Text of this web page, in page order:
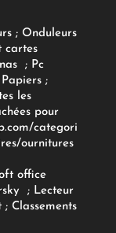
; Onduleurs
cartes
; Pc
Papiers;
les
pour
categori
ournitures
office
; Lecteur
; Classements